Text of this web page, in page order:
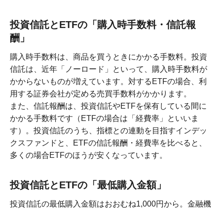
投資信託とETFの「購入時手数料・信託報
酬」
購入時手数料は、商品を買うときにかかる手数料。投資
信託は、近年「ノーロード」といって、購入時手数料が
かからないものが増えています。対するETFの場合、利
用する証券会社が定める売買手数料がかかります。
また、信託報酬は、投資信託やETFを保有している間に
かかる手数料です（ETFの場合は「経費率」といいま
す）。投資信託のうち、指標との連動を目指すインデッ
クスファンドと、ETFの信託報酬・経費率を比べると、
多くの場合ETFのほうが安くなっています。
投資信託とETFの「最低購入金額」
投資信託の最低購入金額はおおむね1,000円から。金融機